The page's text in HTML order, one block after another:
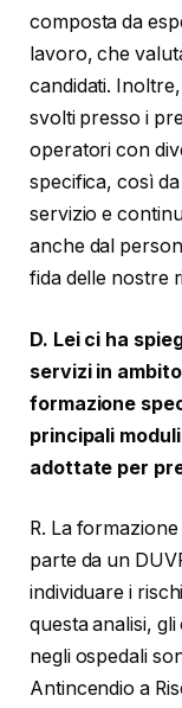
composta da
lavoro, che
candidati.
svolti presso i
operatori con
specifica, così
servizio e
anche dal
fida delle nostre
D. Lei ci ha
servizi in
formazione
principali
adottate per
R. La
parte da un
individuare i
questa analisi,
negli ospedali
Antincendio a